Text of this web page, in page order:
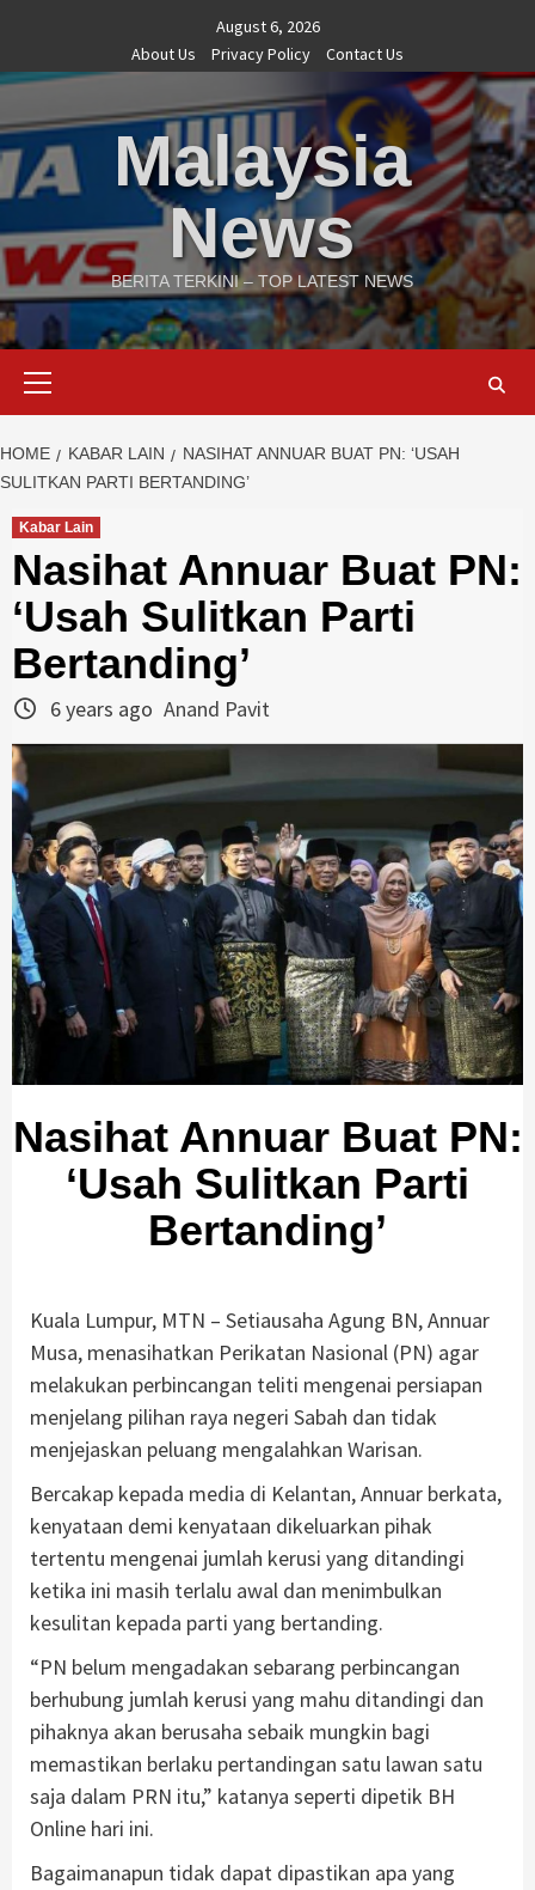
content
August 6, 2026
About Us
Privacy Policy Contact Us
Malaysia
News
BERITA TERKINI – TOP LATEST NEWS
HOME KABAR LAIN
NASIHAT ANNUAR BUAT PN: ‘USAH
SULITKAN PARTI BERTANDING’
Kabar Lain
Nasihat Annuar Buat PN:
‘Usah Sulitkan Parti
Bertanding’
6 years ago Anand Pavit
Nasihat Annuar Buat PN:
‘Usah Sulitkan Parti
Bertanding’
Kuala Lumpur, MTN – Setiausaha Agung BN, Annuar
Musa, menasihatkan Perikatan Nasional (PN) agar
melakukan perbincangan teliti mengenai persiapan
menjelang pilihan raya negeri Sabah dan tidak
menjejaskan peluang mengalahkan Warisan.
Bercakap kepada media di Kelantan, Annuar berkata,
kenyataan demi kenyataan dikeluarkan pihak
tertentu mengenai jumlah kerusi yang ditandingi
ketika ini masih terlalu awal dan menimbulkan
kesulitan kepada parti yang bertanding.
“PN belum mengadakan sebarang perbincangan
berhubung jumlah kerusi yang mahu ditandingi dan
pihaknya akan berusaha sebaik mungkin bagi
memastikan berlaku pertandingan satu lawan satu
saja dalam PRN itu,” katanya seperti dipetik BH
Online hari ini.
Bagaimanapun tidak dapat dipastikan apa yang